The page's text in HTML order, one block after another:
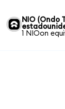
NIO (Ondo
1 NIOon